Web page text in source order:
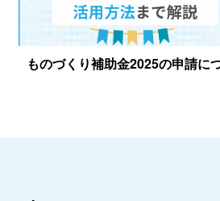
ものづくり補助金2025の申請に